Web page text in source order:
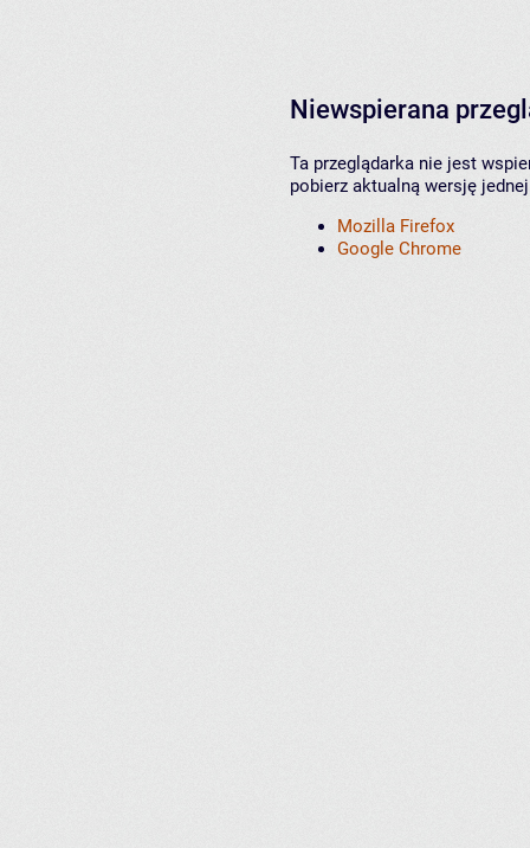
Niewspierana
Ta przeglądarka nie jest
pobierz aktualną wersję
Mozilla Firefox
Google Chrome